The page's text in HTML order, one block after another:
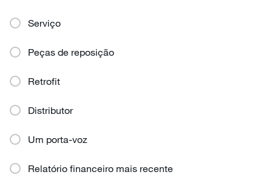
Serviço
Peças de reposição
Retrofit
Distributor
Um porta-voz
Relatório financeiro mais recente